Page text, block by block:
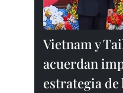
Vietnam y
acuerdan
estrategia de